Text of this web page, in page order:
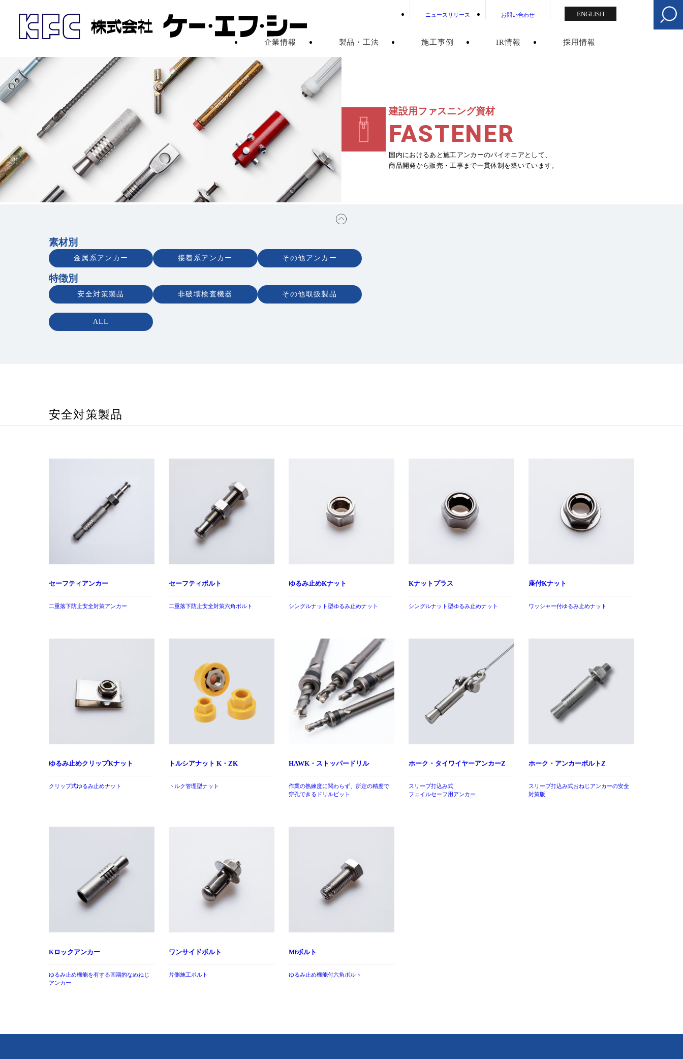
企業情報 製品・工法 施工事例 IR情報 採用情報
ニュースリリース お問い合わせ ENGLISH
建設用ファスニング資材
FASTENER
国内におけるあと施工アンカーのパイオニアとして、
商品開発から販売・工事まで一貫体制を築いています。
素材別
金属系アンカー 接着系アンカー その他アンカー
特徴別
安全対策製品 非破壊検査機器 その他取扱製品
ALL
安全対策製品
セーフティアンカー
二重落下防止安全対策アンカー
セーフティボルト
二重落下防止安全対策六角ボルト
ゆるみ止めKナット
シングルナット型ゆるみ止めナット
Kナットプラス
シングルナット型ゆるみ止めナット
座付Kナット
ワッシャー付ゆるみ止めナット
ゆるみ止めクリップKナット
クリップ式ゆるみ止めナット
トルシアナット K・ZK
トルク管理型ナット
HAWK・ストッパードリル
作業の熟練度に関わらず、所定の精度で
穿孔できるドリルビット
ホーク・タイワイヤーアンカーZ
スリーブ打込み式
フェイルセーフ用アンカー
ホーク・アンカーボルトZ
スリーブ打込み式おねじアンカーの安全
対策版
Kロックアンカー
ゆるみ止め機能を有する画期的なめねじ
アンカー
ワンサイドボルト
片側施工ボルト
Mfボルト
ゆるみ止め機能付六角ボルト